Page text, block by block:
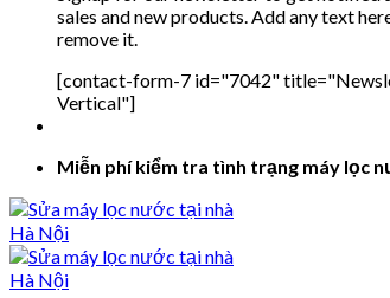
sales and new products. Add any text
remove it.
[contact-form-7 id="7042"
Vertical"]
Miễn phí kiểm tra tình trạng máy lọc